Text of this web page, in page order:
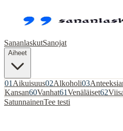
SananlaskutSanojat
Aiheet
01 Aikuisuus02Alkoholi03
Kansan60Vanhat61Venäläiset62
SatunnainenTee testi